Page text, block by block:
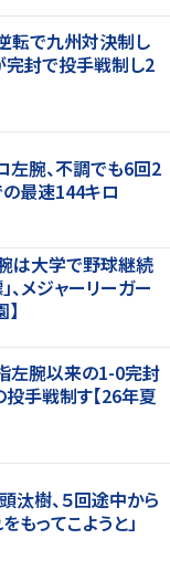
転で九州対決制し
完封で投手戦制し2
左腕、不調でも6回2
最速144キロ
は大学で野球継続
、メジャーリーガー
左腕以来の1-0完封
投手戦制す【26年夏
汰樹、５回途中から
もってこようと」